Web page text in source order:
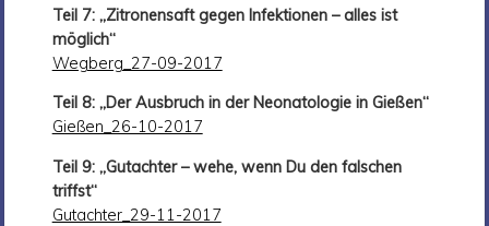
Teil 7: „Zitronensaft gegen Infektionen – alles ist
möglich“
Wegberg_27-09-2017
Teil 8: „Der Ausbruch in der Neonatologie in Gießen“
Gießen_26-10-2017
Teil 9: „Gutachter – wehe, wenn Du den falschen
triffst“
Gutachter_29-11-2017